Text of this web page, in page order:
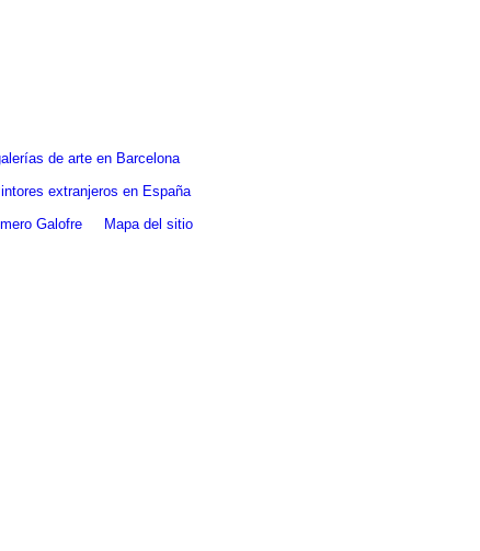
de arte en Barcelona
extranjeros en España
Galofre
Mapa del sitio